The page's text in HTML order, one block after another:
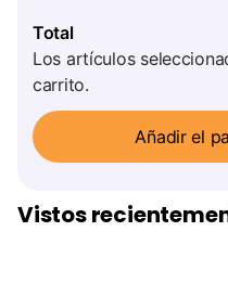
Total
Los artículos
carrito.
Añadir el
Vistos